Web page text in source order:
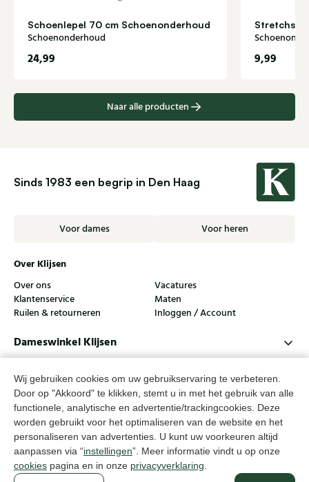
Wij gebruiken cookies om uw gebruikservaring te verbeteren.
Door op "Akkoord" te klikken, stemt u in met het gebruik van alle
functionele, analytische en advertentie/trackingcookies. Deze
worden gebruikt voor het optimaliseren van de website en het
personaliseren van advertenties. U kunt uw voorkeuren altijd
aanpassen via “instellingen”. Meer informatie vindt u op onze
cookies pagina en in onze privacyverklaring
Schoenlepel 70 cm Schoenonderhoud
Schoenonderhoud
24,99 9,99
Naar alle producten
Sinds 1983 een begrip in Den Haag
Voor dames Voor heren
Over Klijsen
Over ons
Vacatures
Klantenservice
Maten
Ruilen & retourneren
Inloggen / Account
Dameswinkel Klijsen
Klantenservice
Volg ons
© Klijsen Schoenmode - 2026